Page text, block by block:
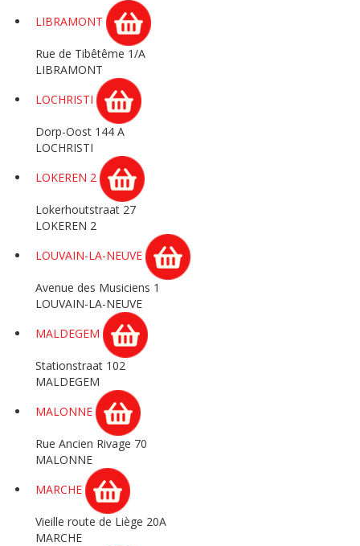
LIBRAMONT
Rue de Tibêtême 1/A
LIBRAMONT
LOCHRISTI
Dorp-Oost 144 A
LOCHRISTI
LOKEREN 2
Lokerhoutstraat 27
LOKEREN 2
LOUVAIN-LA-NEUVE
Avenue des Musiciens 1
LOUVAIN-LA-NEUVE
MALDEGEM
Stationstraat 102
MALDEGEM
MALONNE
Rue Ancien Rivage 70
MALONNE
MARCHE
Vieille route de Liège 20A
MARCHE